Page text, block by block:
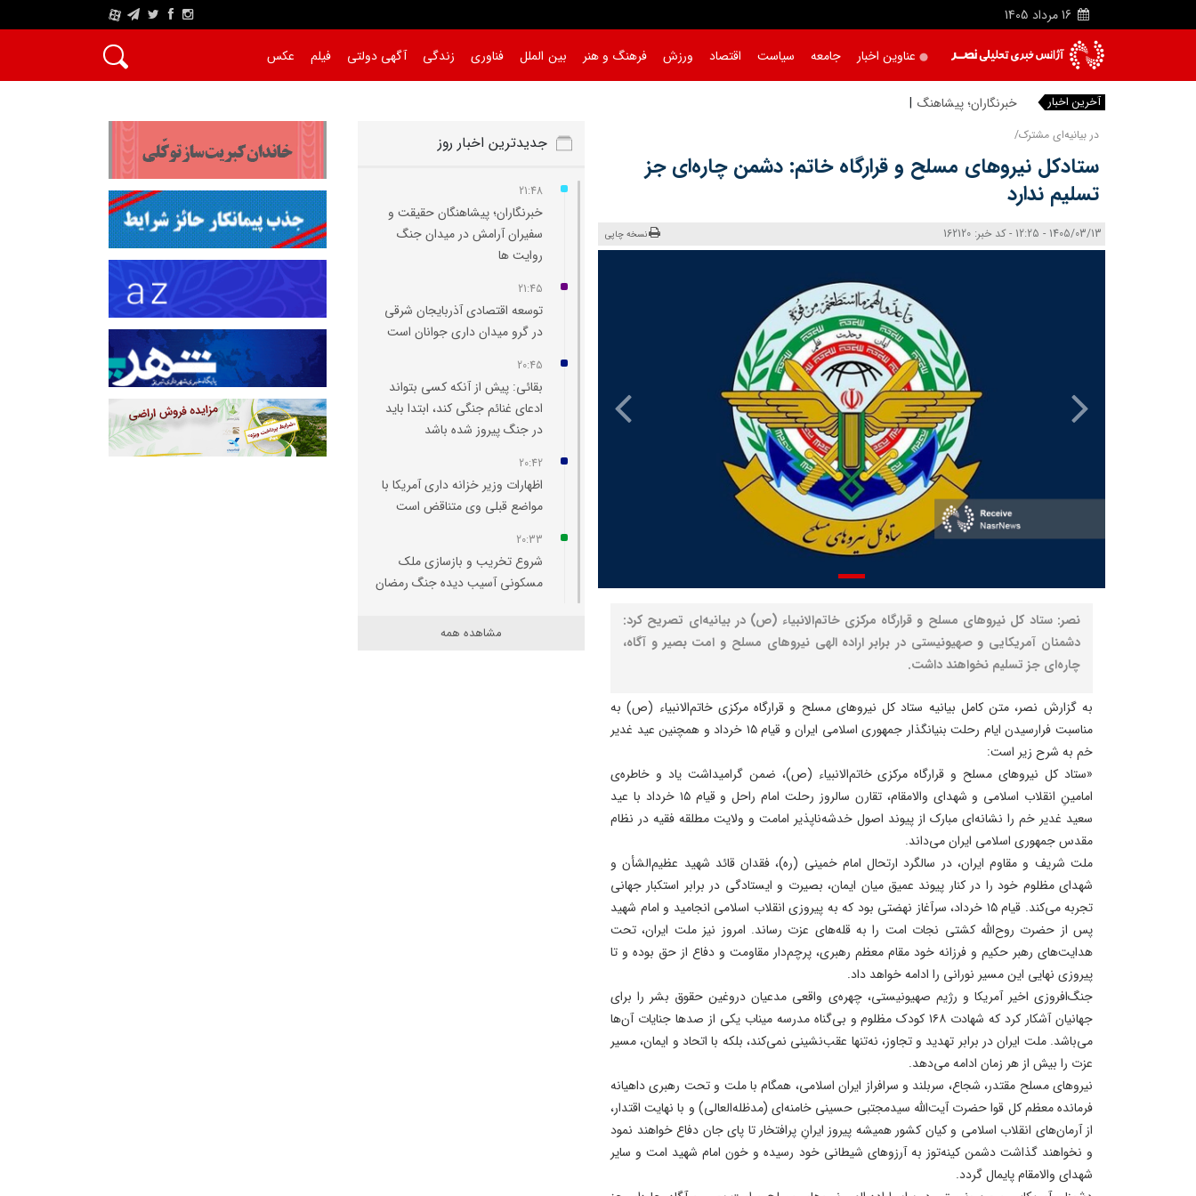
16 مرداد 1405
A
عناوین اخبار جامعه سیاست اقتصاد ورزش فرهنگ و هنر بین الملل فناوری زندگی آگهی دولتی فیلم عکس
آخرین اخبار خبرنگاران؛ پیشاهنگان حقیقت و
در بیانیه‌ای مشترک/
ستادکل نیروهای مسلح و قرارگاه خاتم: دشمن چاره‌ای جز
تسلیم ندارد
1405/03/13 - 12:25 - کد خبر: 162120 نسخه چاپی
نصر: ستاد کل نیروهای مسلح و قرارگاه مرکزی خاتم‌الانبیاء (ص) در بیانیه‌ای تصریح کرد:
دشمنان آمریکایی و صهیونیستی در برابر اراده الهی نیروهای مسلح و امت بصیر و آگاه،
چاره‌ای جز تسلیم نخواهند داشت.
به گزارش نصر، متن کامل بیانیه ستاد کل نیروهای مسلح و قرارگاه مرکزی خاتم‌الانبیاء (ص) به
مناسبت فرارسیدن ایام رحلت بنیانگذار جمهوری اسلامی ایران و قیام ۱۵ خرداد و همچنین عید غدیر
خم به شرح زیر است:
«ستاد کل نیروهای مسلح و قرارگاه مرکزی خاتم‌الانبیاء (ص)، ضمن گرامیداشت یاد و خاطره‌ی
امامینِ انقلاب اسلامی و شهدای والامقام، تقارن سالروز رحلت امام راحل و قیام ۱۵ خرداد با عید
سعید غدیر خم را نشانه‌ای مبارک از پیوند اصول خدشه‌ناپذیر امامت و ولایت مطلقه فقیه در نظام
مقدس جمهوری اسلامی ایران می‌داند.
ملت شریف و مقاوم ایران، در سالگرد ارتحال امام خمینی (ره)، فقدان قائد شهید عظیم‌الشأن و
شهدای مظلوم خود را در کنار پیوند عمیق میان ایمان، بصیرت و ایستادگی در برابر استکبار جهانی
تجربه می‌کند. قیام ۱۵ خرداد، سرآغاز نهضتی بود که به پیروزی انقلاب اسلامی انجامید و امام شهید
پس از حضرت روح‌الله کشتی نجات امت را به قله‌های عزت رساند. امروز نیز ملت ایران، تحت
هدایت‌های رهبر حکیم و فرزانه خود مقام معظم رهبری، پرچم‌دار مقاومت و دفاع از حق بوده و تا
پیروزی نهایی این مسیر نورانی را ادامه خواهد داد.
جنگ‌افروزی اخیر آمریکا و رژیم صهیونیستی، چهره‌ی واقعی مدعیان دروغین حقوق بشر را برای
جهانیان آشکار کرد که شهادت ۱۶۸ کودک مظلوم و بی‌گناه مدرسه میناب یکی از صدها جنایات آن‌ها
می‌باشد. ملت ایران در برابر تهدید و تجاوز، نه‌تنها عقب‌نشینی نمی‌کند، بلکه با اتحاد و ایمان، مسیر
عزت را بیش از هر زمان ادامه می‌دهد.
نیروهای مسلح مقتدر، شجاع، سربلند و سرافراز ایران اسلامی، همگام با ملت و تحت رهبری داهیانه
فرمانده معظم کل قوا حضرت آیت‌الله سیدمجتبی حسینی خامنه‌ای (مدظله‌العالی) و با نهایت اقتدار،
از آرمان‌های انقلاب اسلامی و کیان کشور همیشه پیروز ایرانِ پرافتخار تا پای جان دفاع خواهند نمود
و نخواهند گذاشت دشمن کینه‌توز به آرزوهای شیطانی خود رسیده و خون امام شهید امت و سایر
شهدای والامقام پایمال گردد.
جدیدترین اخبار روز
21:48
خبرنگاران؛ پیشاهنگان حقیقت و
سفیران آرامش در میدان جنگ
روایت‌ ها
21:45
توسعه اقتصادی آذربایجان شرقی
در گرو میدان‌ داری جوانان است
20:45
بقائی: پیش از آنکه کسی بتواند
ادعای غنائم جنگی کند، ابتدا باید
در جنگ پیروز شده باشد
20:42
اظهارات وزیر خزانه‌ داری آمریکا با
مواضع قبلی وی متناقض است
20:33
شروع تخریب و بازسازی ملک
مسکونی آسیب‌ دیده جنگ رمضان
اتفاقی بی سابقه در تخصیص
مشاهده همه